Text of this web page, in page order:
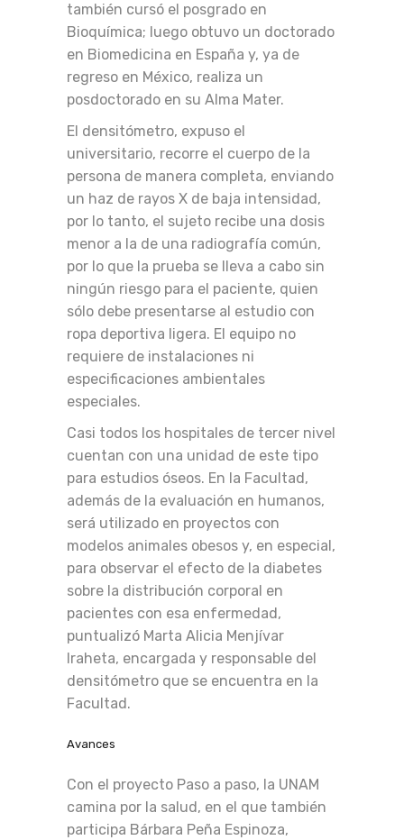
también cursó el posgrado en
Bioquímica; luego obtuvo un doctorado
en Biomedicina en España y, ya de
regreso en México, realiza un
posdoctorado en su Alma Mater.
El densitómetro, expuso el
universitario, recorre el cuerpo de la
persona de manera completa, enviando
un haz de rayos X de baja intensidad,
por lo tanto, el sujeto recibe una dosis
menor a la de una radiografía común,
por lo que la prueba se lleva a cabo sin
ningún riesgo para el paciente, quien
sólo debe presentarse al estudio con
ropa deportiva ligera. El equipo no
requiere de instalaciones ni
especificaciones ambientales
especiales.
Casi todos los hospitales de tercer nivel
cuentan con una unidad de este tipo
para estudios óseos. En la Facultad,
además de la evaluación en humanos,
será utilizado en proyectos con
modelos animales obesos y, en especial,
para observar el efecto de la diabetes
sobre la distribución corporal en
pacientes con esa enfermedad,
puntualizó Marta Alicia Menjívar
Iraheta, encargada y responsable del
densitómetro que se encuentra en la
Facultad.
Avances
Con el proyecto Paso a paso, la UNAM
camina por la salud, en el que también
participa Bárbara Peña Espinoza,